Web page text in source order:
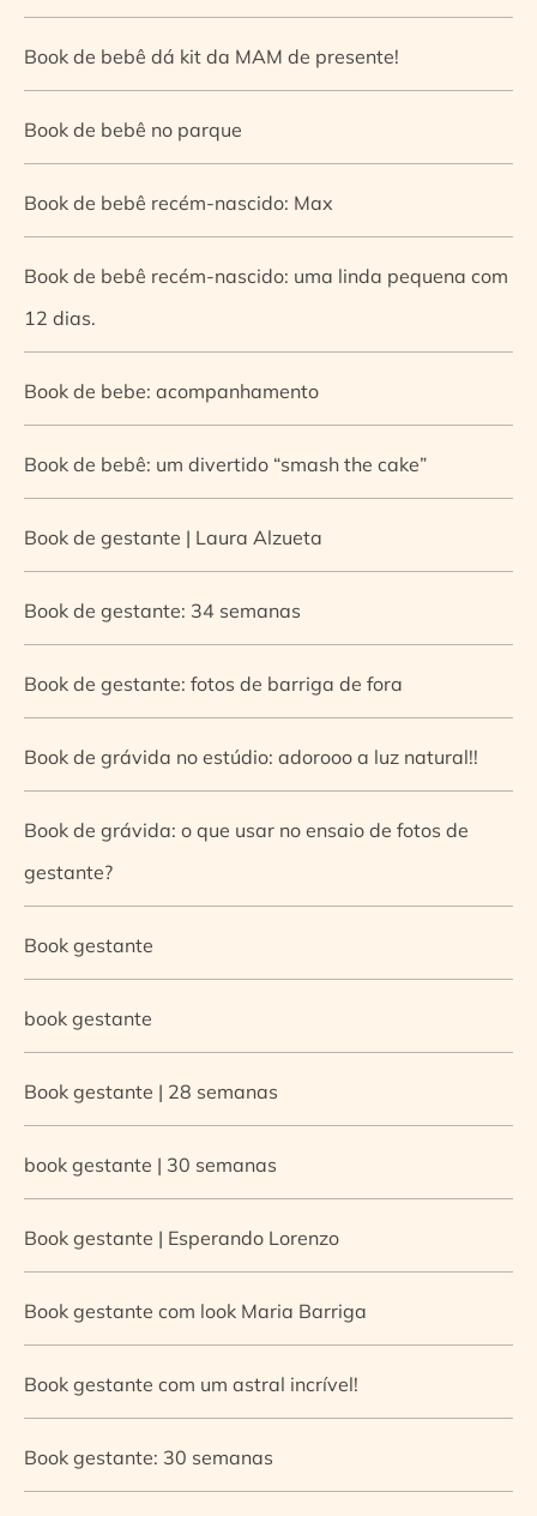
Book de bebê dá kit da MAM de presente!
Book de bebê no parque
Book de bebê recém-nascido: Max
Book de bebê recém-nascido: uma linda pequena com
12 dias.
Book de bebe: acompanhamento
Book de bebê: um divertido “smash the cake”
Book de gestante | Laura Alzueta
Book de gestante: 34 semanas
Book de gestante: fotos de barriga de fora
Book de grávida no estúdio: adorooo a luz natural!!
Book de grávida: o que usar no ensaio de fotos de
gestante?
Book gestante
book gestante
Book gestante | 28 semanas
book gestante | 30 semanas
Book gestante | Esperando Lorenzo
Book gestante com look Maria Barriga
Book gestante com um astral incrível!
Book gestante: 30 semanas